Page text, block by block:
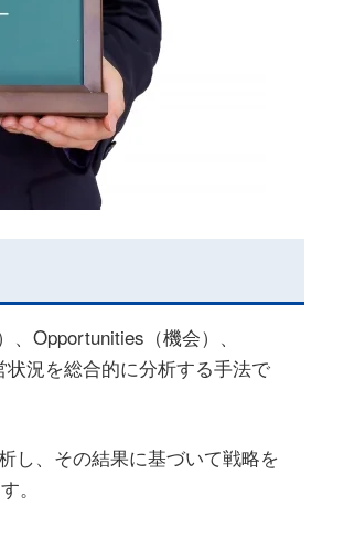
Opportunities（機会）、
況を総合的に分析する手法で
し、その結果に基づいて戦略を
。